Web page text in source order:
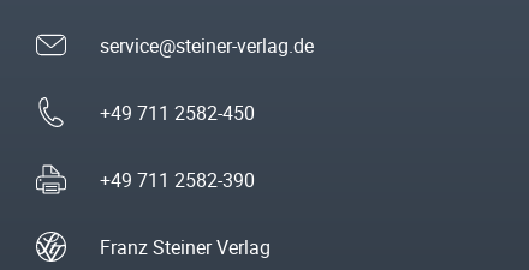
service@steiner-verlag.de
+49 711 2582-450
+49 711 2582-390
Franz Steiner Verlag